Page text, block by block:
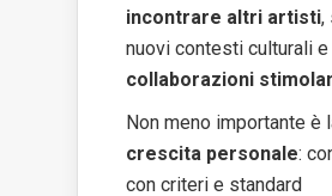
incontrare altri artisti,
nuovi contesti culturali e
collaborazioni
Non meno importante è
crescita personale:
con criteri e standard